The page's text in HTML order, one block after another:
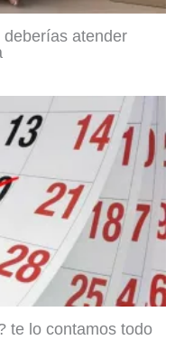
atender
te lo contamos todo